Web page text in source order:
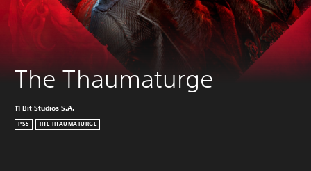
The Thaumaturge
11 Bit Studios S.A.
PS5 THE THAUMATURGE